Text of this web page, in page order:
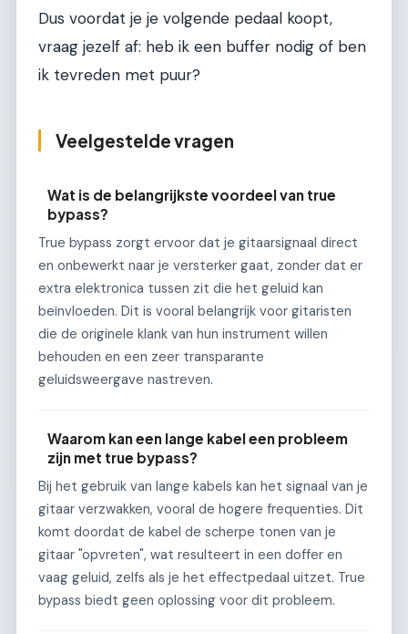
Dus voordat je je volgende pedaal koopt,
vraag jezelf af: heb ik een buffer nodig of ben
ik tevreden met puur?
Veelgestelde vragen
Wat is de belangrijkste voordeel van true
bypass?
True bypass zorgt ervoor dat je gitaarsignaal direct
en onbewerkt naar je versterker gaat, zonder dat er
extra elektronica tussen zit die het geluid kan
beïnvloeden. Dit is vooral belangrijk voor gitaristen
die de originele klank van hun instrument willen
behouden en een zeer transparante
geluidsweergave nastreven.
Waarom kan een lange kabel een probleem
zijn met true bypass?
Bij het gebruik van lange kabels kan het signaal van je
gitaar verzwakken, vooral de hogere frequenties. Dit
komt doordat de kabel de scherpe tonen van je
gitaar "opvreten", wat resulteert in een doffer en
vaag geluid, zelfs als je het effectpedaal uitzet. True
bypass biedt geen oplossing voor dit probleem.